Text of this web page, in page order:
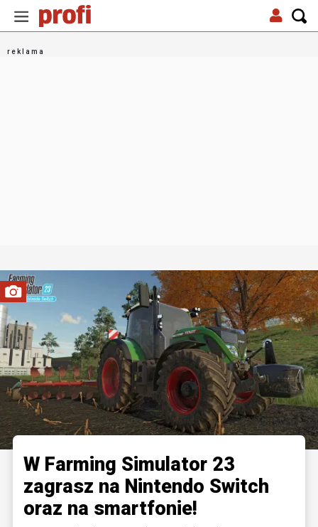
W Farming Simulator 23
zagrasz na Nintendo Switch
oraz na smartfonie!